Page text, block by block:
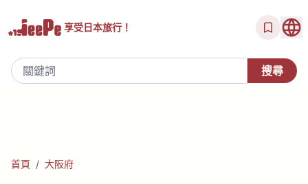
享受日本旅行！
首頁 / 大阪府